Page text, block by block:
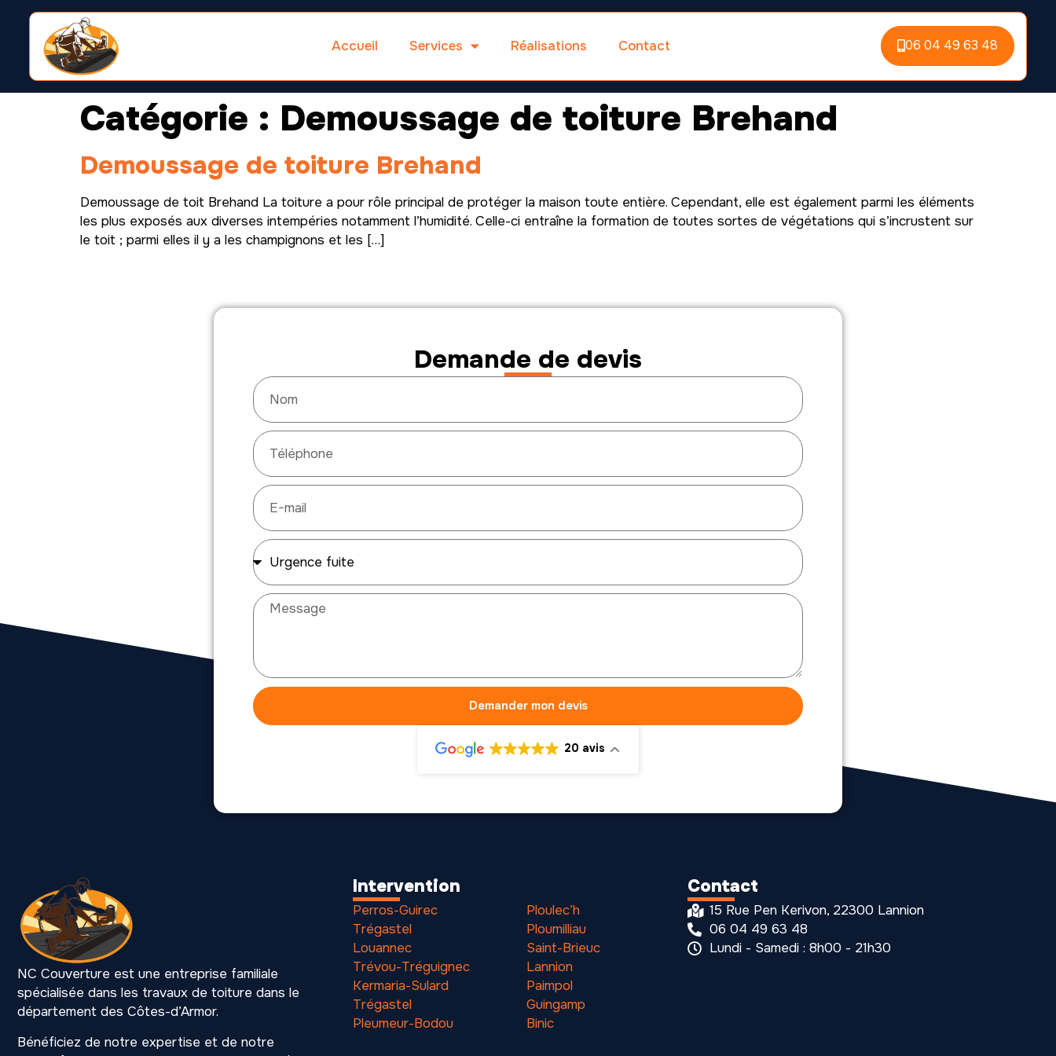
Accueil Services Réalisations Contact 06 04 49 63 48
Catégorie : Demoussage de toiture Brehand
Demoussage de toiture Brehand
Demoussage de toit Brehand La toiture a pour rôle principal de protéger la maison toute entière. Cependant, elle est également parmi les éléments
les plus exposés aux diverses intempéries notamment l’humidité. Celle-ci entraîne la formation de toutes sortes de végétations qui s’incrustent sur
le toit ; parmi elles il y a les champignons et les […]
Demande de devis
Demander mon devis
20 avis
NC Couverture est une entreprise familiale
spécialisée dans les travaux de toiture dans le
département des Côtes-d’Armor.
Bénéficiez de notre expertise et de notre
Intervention
Perros-Guirec
Trégastel
Louannec
Trévou-Tréguignec
Kermaria-Sulard
Trégastel
Pleumeur-Bodou
Ploulec’h
Ploumilliau
Saint-Brieuc
Lannion
Paimpol
Guingamp
Binic
Contact
15 Rue Pen Kerivon, 22300 Lannion
06 04 49 63 48
Lundi - Samedi : 8h00 - 21h30